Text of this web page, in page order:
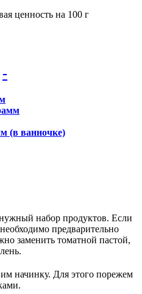
ценность на 100 г
-
(в ванночке)
набор продуктов. Если
предварительно
заменить томатной пастой,
начинку. Для этого порежем